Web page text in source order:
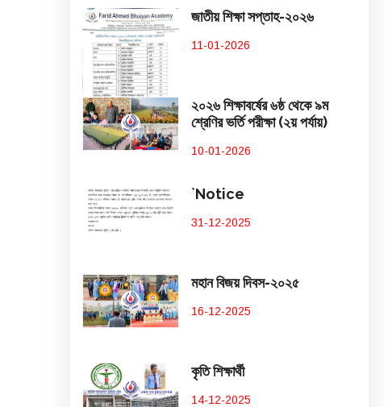
জাতীয় শিক্ষা সপ্তাহ-২০২৬
11-01-2026
২০২৬ শিক্ষাবর্ষের ৬ষ্ঠ থেকে ৯ম
শ্রেণির ভর্তি পরীক্ষা (২য় পর্যায়)
10-01-2026
`Notice
31-12-2025
মহান বিজয় দিবস-২০২৫
16-12-2025
কৃতি শিক্ষার্থী
14-12-2025